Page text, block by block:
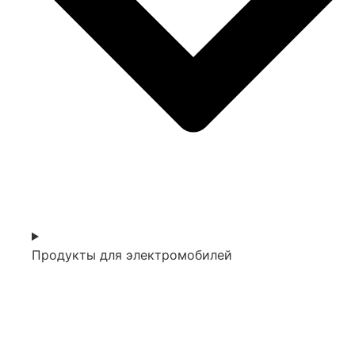
Продукты для электромобилей